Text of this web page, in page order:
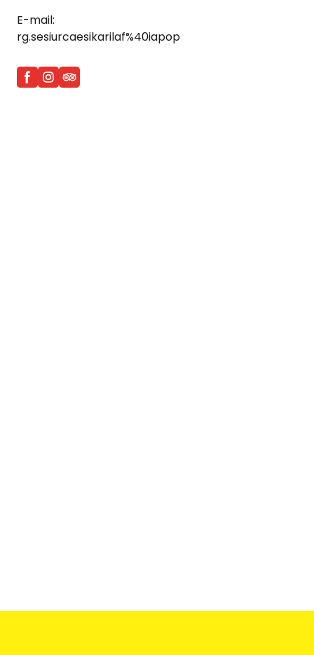
E-mail:
rg.sesiurcaesikarilaf%40iapop